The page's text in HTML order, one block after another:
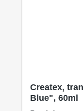
Createx,
Blue", 60ml